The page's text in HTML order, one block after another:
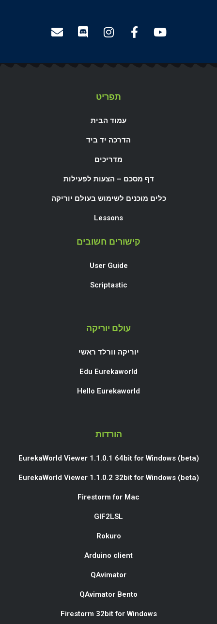
תפריט
עמוד הבית
הדרכה יד ביד
מדריכים
דף מסכם – הצעות לפעילות
כלים מוכנים לשימוש בעולם יוריקה
Lessons
קישורים חשובים
User Guide
Scriptastic
עולם יוריקה
יוריקה וורלד ראשי
Edu Eurekaworld
Hello Eurekaworld
הורדות
EurekaWorld Viewer 1.1.0.1 64bit for Windows (beta)
EurekaWorld Viewer 1.1.0.2 32bit for Windows (beta)
Firestorm for Mac
GIF2LSL
Rokuro
Arduino client
QAvimator
QAvimator Bento
Firestorm 32bit for Windows